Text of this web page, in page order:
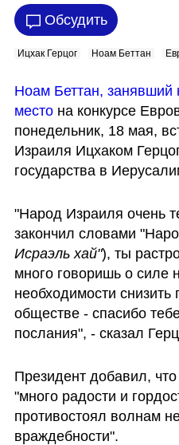
Обсудить
Ицхак Герцог Ноам Беттан
Ноам Беттан, занявший
место на конкурсе
понедельник, 18 мая,
Израиля Ицхаком
государства в
"Народ Израиля очень
закончил словами
Исраэль хай"), ты
много говоришь о силе
необходимости снизить
обществе - спасибо
послания", - сказал
Президент добавил,
"много радости и
противостоял волнам
враждебности".